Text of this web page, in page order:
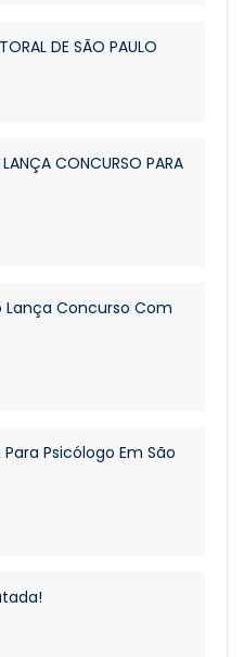
DE SÃO PAULO
CONCURSO PARA
Lança Concurso Com
Psicólogo Em São